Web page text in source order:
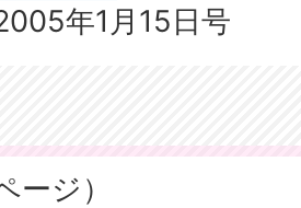
年1月15日号
ージ）